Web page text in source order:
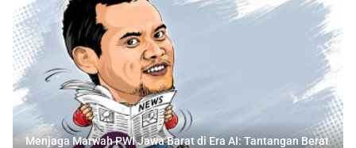
Menjaga Marwah PWI Jawa Barat di Era AI: Tantangan Berat